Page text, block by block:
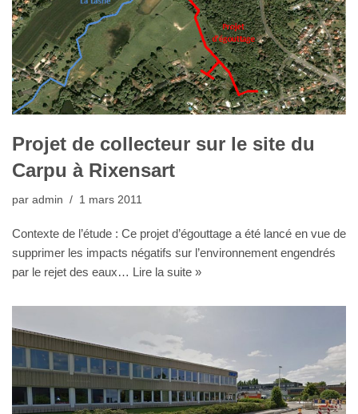
Projet de collecteur sur le site du
Carpu à Rixensart
par admin 1 mars 2011
Contexte de l’étude : Ce projet d’égouttage a été lancé en vue de
supprimer les impacts négatifs sur l’environnement engendrés
par le rejet des eaux… Lire la suite »